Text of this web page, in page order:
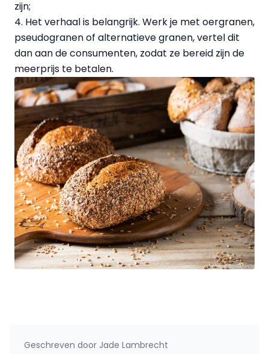
zijn;
4. Het verhaal is belangrijk. Werk je met oergranen,
pseudogranen of alternatieve granen, vertel dit
dan aan de consumenten, zodat ze bereid zijn de
meerprijs te betalen.
Geschreven door Jade Lambrecht